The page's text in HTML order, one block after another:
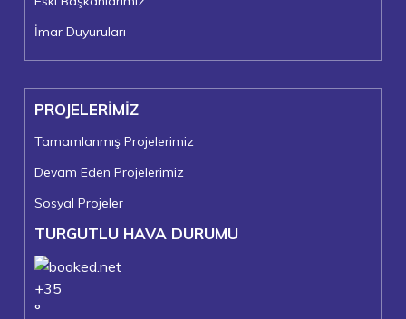
İmar Duyuruları
PROJELERİMİZ
Tamamlanmış Projelerimiz
Devam Eden Projelerimiz
Sosyal Projeler
TURGUTLU HAVA DURUMU
+35
°